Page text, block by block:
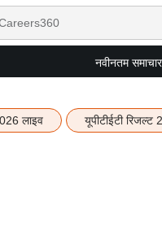
नवीनतम समाचार
लाइव यूपीटीईटी रिजल्ट